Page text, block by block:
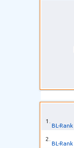
1.
BL-Rank
2.
BL-Rank